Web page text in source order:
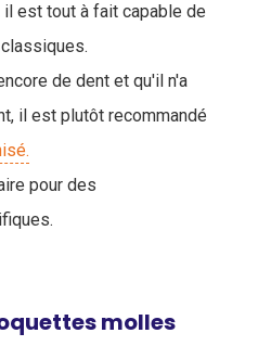
il est tout à fait capable de
de dent et qu'il n'a
il est plutôt recommandé
pour des
molles